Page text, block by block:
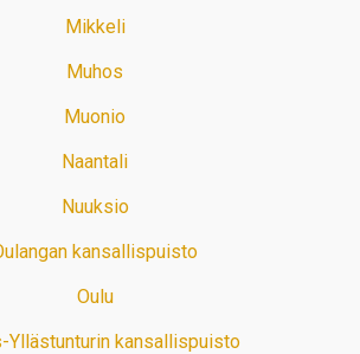
Mikkeli
Muhos
Muonio
Naantali
Nuuksio
kansallispuisto
Oulu
Yllästunturin kansallispuisto